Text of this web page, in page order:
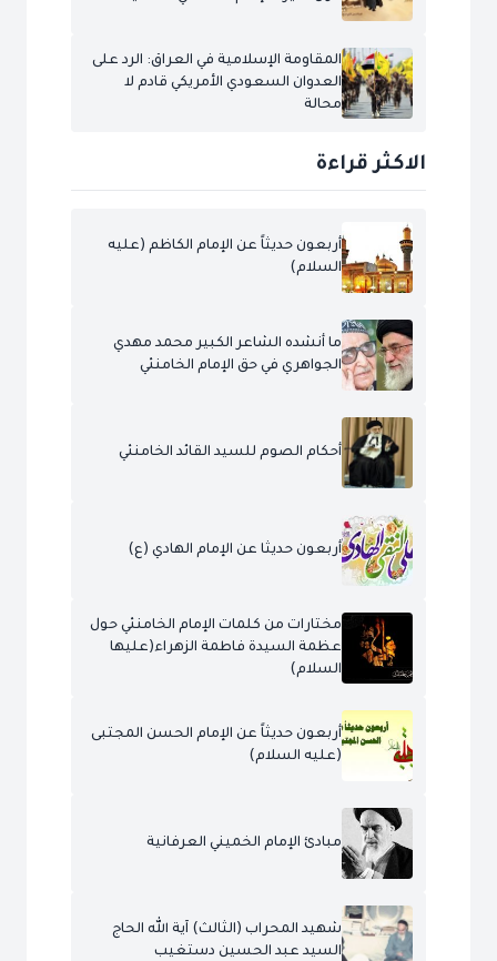
المقاومة الإسلامية في العراق: الرد على
العدوان السعودي الأمريكي قادم لا
محالة
الاكثر قراءة
أربعون حديثاً عن الإمام الكاظم (عليه
السلام)
ما أنشده الشاعر الكبير محمد مهدي
الجواهري في حق الإمام الخامنئي
أحكام الصوم للسيد القائد الخامنئي
أربعون حديثا عن الإمام الهادي (ع)
مختارات من كلمات الإمام الخامنئي حول
عظمة السيدة فاطمة الزهراء(عليها
السلام)
أربعون حديثاً عن الإمام الحسن المجتبى
(عليه السلام)
مبادئ الإمام الخميني العرفانية
شهيد المحراب (الثالث) آية الله الحاج
السيد عبد الحسين دستغيب